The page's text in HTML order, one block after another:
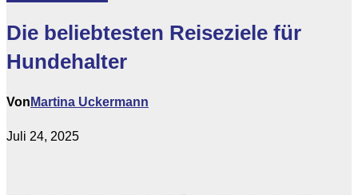
Die beliebtesten Reiseziele für
Hundehalter
Von Martina Uckermann
Juli 24, 2025